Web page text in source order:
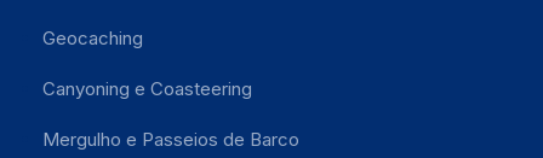
Geocaching
Canyoning e Coasteering
Mergulho e Passeios de Barco